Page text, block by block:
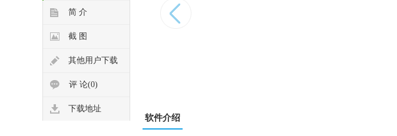
简 介
截 图
其他用户下载
评 论(0)
下载地址
软件介绍